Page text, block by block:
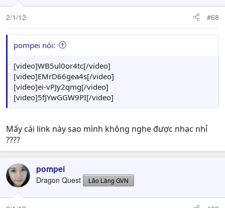
2/1/12 #68
pompei nói:
[video]WB5ul0or4tc[/video]
[video]EMrD66gea4s[/video]
[video]ei-vPJy2qmg[/video]
[video]5fJYwGGW9PI[/video]
Mấy cái link này sao mình không nghe được nhạc nhỉ
????
pompei
Dragon Quest Lão Làng GVN